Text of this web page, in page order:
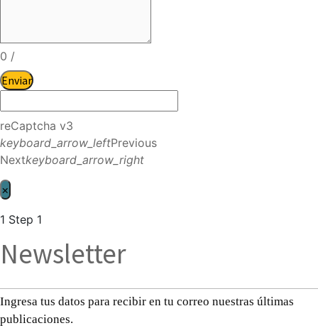
0 /
Enviar
reCaptcha v3
keyboard_arrow_leftPrevious
Nextkeyboard_arrow_right
×
1 Step 1
Newsletter
Ingresa tus datos para recibir en tu correo nuestras últimas
publicaciones.